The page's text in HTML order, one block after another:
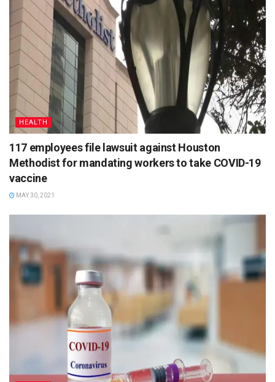
HEALTH
117 employees file lawsuit against Houston
Methodist for mandating workers to take COVID-19
vaccine
MAY 30, 2021